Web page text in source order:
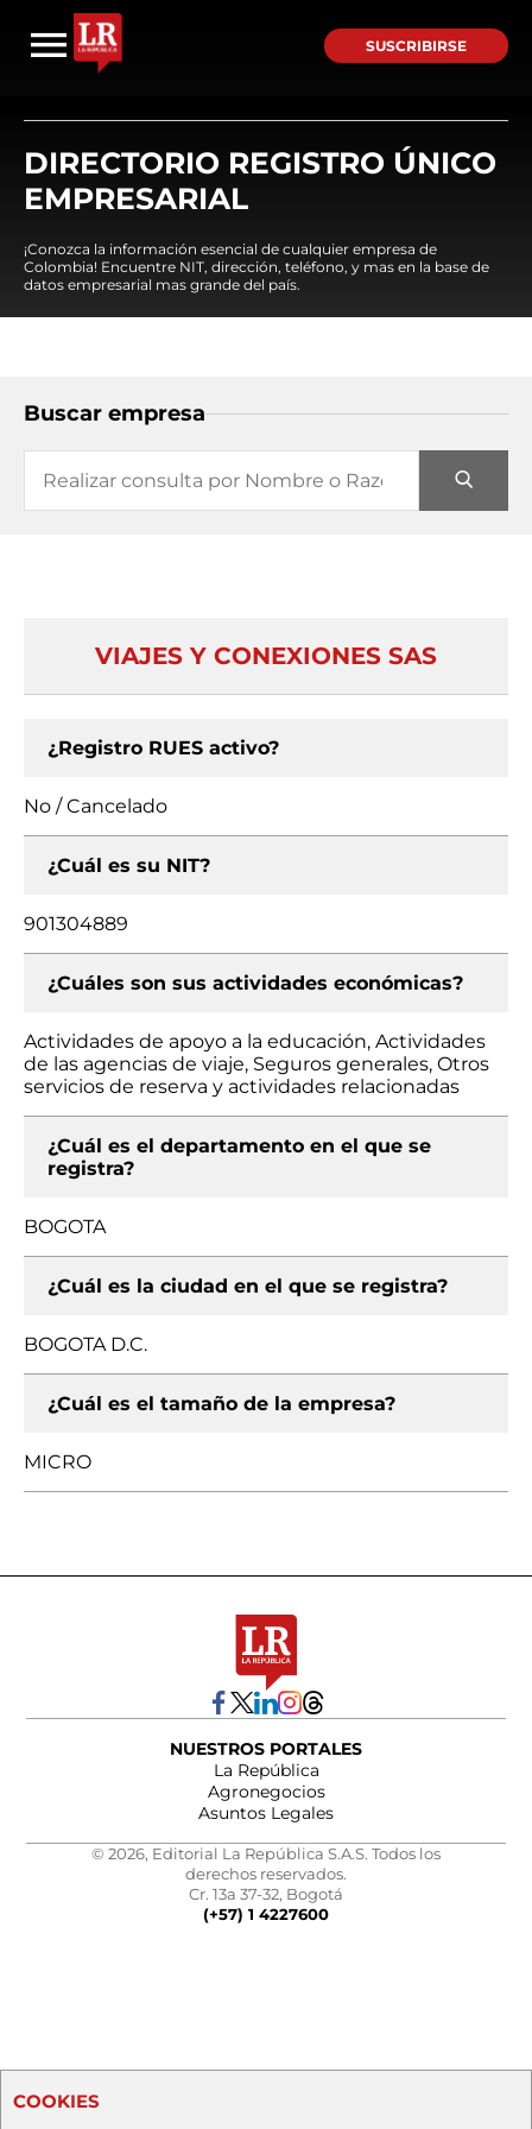
SUSCRIBIRSE
DIRECTORIO REGISTRO ÚNICO
EMPRESARIAL
¡Conozca la información esencial de cualquier empresa de
Colombia! Encuentre NIT, dirección, teléfono, y mas en la base de
datos empresarial mas grande del país.
Buscar empresa
VIAJES Y CONEXIONES SAS
¿Registro RUES activo?
No / Cancelado
¿Cuál es su NIT?
901304889
¿Cuáles son sus actividades económicas?
Actividades de apoyo a la educación, Actividades
de las agencias de viaje, Seguros generales, Otros
servicios de reserva y actividades relacionadas
¿Cuál es el departamento en el que se
registra?
BOGOTA
¿Cuál es la ciudad en el que se registra?
BOGOTA D.C.
¿Cuál es el tamaño de la empresa?
MICRO
NUESTROS PORTALES
La República
Agronegocios
Asuntos Legales
© 2026, Editorial La República S.A.S. Todos los
derechos reservados.
Cr. 13a 37-32, Bogotá
(+57) 1 4227600
COOKIES